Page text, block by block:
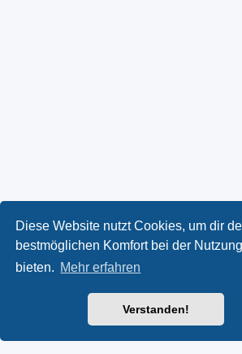
Diese Website nutzt Cookies, um dir
bestmöglichen Komfort bei der
bieten. Mehr erfahren
Verstanden!